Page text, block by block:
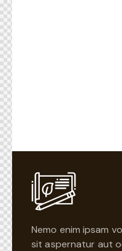
Nemo enim ipsam
sit aspernatur aut